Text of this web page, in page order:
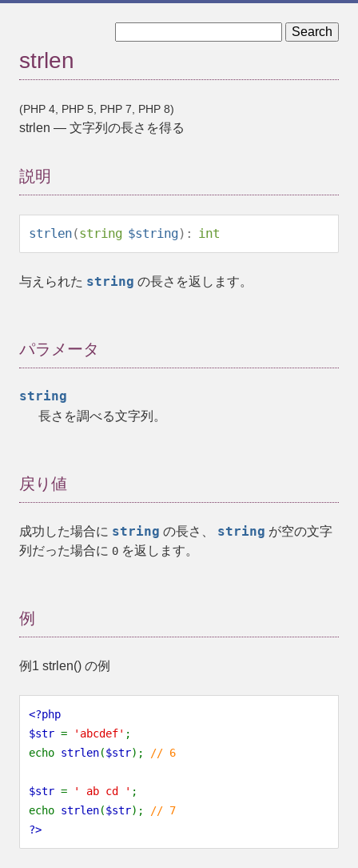
strlen
(PHP 4, PHP 5, PHP 7, PHP 8)
strlen — 文字列の長さを得る
説明
strlen(string $string): int
与えられた string の長さを返します。
パラメータ
string
長さを調べる文字列。
戻り値
成功した場合に string の長さ、 string が空の文字
列だった場合に 0 を返します。
例
例1 strlen() の例
<?php
$str = 'abcdef' ;
echo strlen($str); // 6
$str = ' ab cd ' ;
echo strlen($str);
// 7
?>